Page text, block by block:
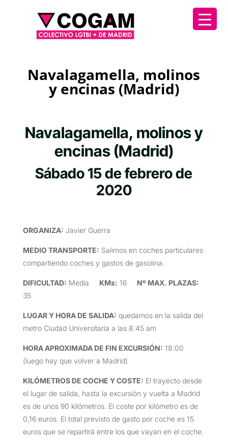
Navalagamella, molinos
y encinas (Madrid)
Navalagamella, molinos y
encinas (Madrid)
Sábado 15 de febrero de
2020
ORGANIZA: Javier Guerra
MEDIO TRANSPORTE: Salimos en coches particulares
compartiendo coches y gastos de gasolina.
DIFICULTAD: Media KMs: 16 Nº MAX. PLAZAS:
35
LUGAR Y HORA DE SALIDA: quedamos en la salida del
metro Ciudad Universitaria a las 8:45 am
HORA APROXIMADA DE FIN EXCURSIÓN: 18:00
(luego hay que volver a Madrid)
KILÓMETROS DE COCHE Y COSTE: El trayecto desde
el lugar de salida, hasta la excursión y vuelta a Madrid
es de unos 90 kilómetros. El coste por kilómetro es de
0,16 euros. El total previsto de gasto por coche es 15
euros que se repartirá entre los que vayan en el coche.